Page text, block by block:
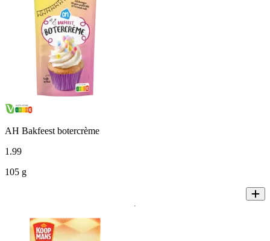
AH Bakfeest botercrème
1 .99
105 g